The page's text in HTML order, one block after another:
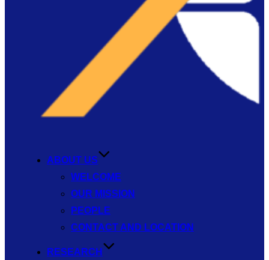
ABOUT US
WELCOME
OUR MISSION
PEOPLE
CONTACT AND LOCATION
RESEARCH